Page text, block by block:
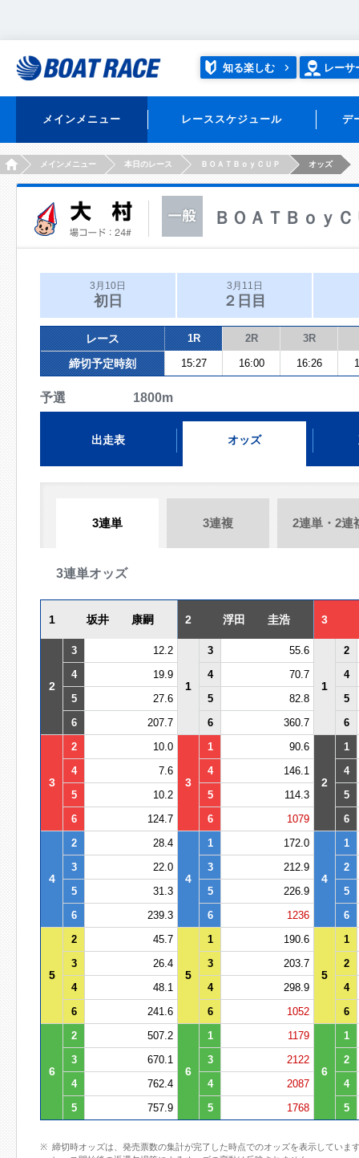
知る楽しむ レーサ
メインメニュー レーススケジュール デ
HOMEメインメニュー 本日のレース ＢＯＡＴＢｏｙＣＵＰ オッズ
ＢＯＡＴＢｏｙ
3月10日
初日
3月11日
２日目
レース 1R 2R 3R
締切予定時刻 15:27 16:00 16:26
予選 1800m
出走表 オッズ
3連単 3連複 2連単・2連
3連単オッズ
1 坂井 康嗣 2 浮田 圭浩 3
2
3 12.2
1
3 55.6
1
2
4
19.9 4 70.7
4
5
27.6 5 82.8
5
6
207.7 6 360.7 6
3
2 10.0
3
1 90.6
2
1
4
7.6 4 146.1
4
5
10.2 5 114.3
5
6
124.7 6 1079 6
4
2 28.4
4
1 172.0
4
1
3
22.0 3 212.9
2
5
31.3 5 226.9
5
6
239.3 6 1236 6
5
2 45.7
5
1 190.6
5
1
3
26.4 3 203.7
2
4
48.1 4 298.9
4
6
241.6 6 1052 6
6
2 507.2
6
1 1179
6
1
3
670.1 3 2122
2
4
762.4 4 2087
4
5
757.9 5 1768 5
締切時オッズは、発売票数の集計が完了した時点でのオッズを表示していま